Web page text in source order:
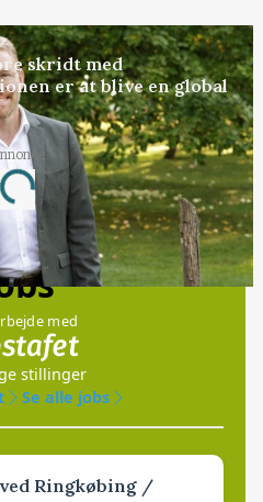
skridt med
er at blive en global
Loading...
med
stillinger
Se alle jobs
Ringkøbing /